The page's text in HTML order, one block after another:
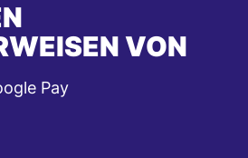
VON
Pay